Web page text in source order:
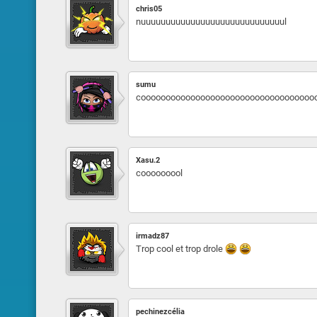
chris05
nuuuuuuuuuuuuuuuuuuuuuuuuuuuuul
sumu
Xasu.2
cooooooool
irmadz87
Trop cool et trop drole
pechinezcélia